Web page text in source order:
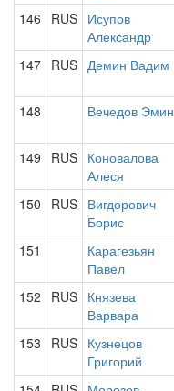
146 RUS Исупов
Александр
147 RUS Демин Вадим
148 Вечедов Эмин
149 RUS Коновалова
Алеся
150 RUS Вигдорович
Борис
151
Карагезьян
Павел
152 RUS Князева
Варвара
153 RUS Кузнецов
Григорий